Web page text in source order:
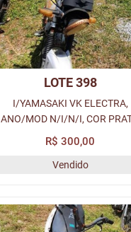
LOTE 398
I/YAMASAKI VK ELECTRA,
ANO/MOD N/I/N/I, COR
COMBUS GASOLINA, PLACA
N/I, RENAVAM N/I, CHASSI N/I,
MOTOR N/I, LOC. PÁTIO
R$ 300,00
Vendido